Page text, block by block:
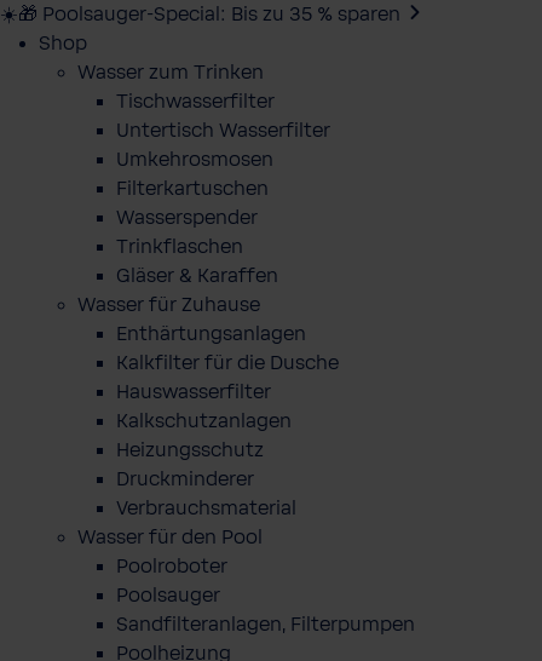
☀️🎁 Poolsauger-Special: Bis zu 35 % sparen
Shop
Wasser zum Trinken
Tischwasserfilter
Untertisch Wasserfilter
Umkehrosmosen
Filterkartuschen
Wasserspender
Trinkflaschen
Gläser & Karaffen
Wasser für Zuhause
Enthärtungsanlagen
Kalkfilter für die Dusche
Hauswasserfilter
Kalkschutzanlagen
Heizungsschutz
Druckminderer
Verbrauchsmaterial
Wasser für den Pool
Poolroboter
Poolsauger
Sandfilteranlagen, Filterpumpen
Poolheizung